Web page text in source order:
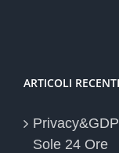
ARTICOLI RECENTI
Sole 24 Ore